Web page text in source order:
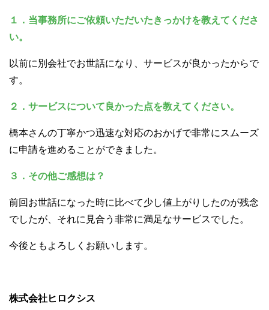
１．当事務所にご依頼いただいたきっかけを教えてくださ
い。
以前に別会社でお世話になり、サービスが良かったからで
す。
２．サービスについて良かった点を教えてください。
橋本さんの丁寧かつ迅速な対応のおかげで非常にスムーズ
に申請を進めることができました。
３．その他ご感想は？
前回お世話になった時に比べて少し値上がりしたのが残念
でしたが、それに見合う非常に満足なサービスでした。
今後ともよろしくお願いします。
株式会社ヒロクシス